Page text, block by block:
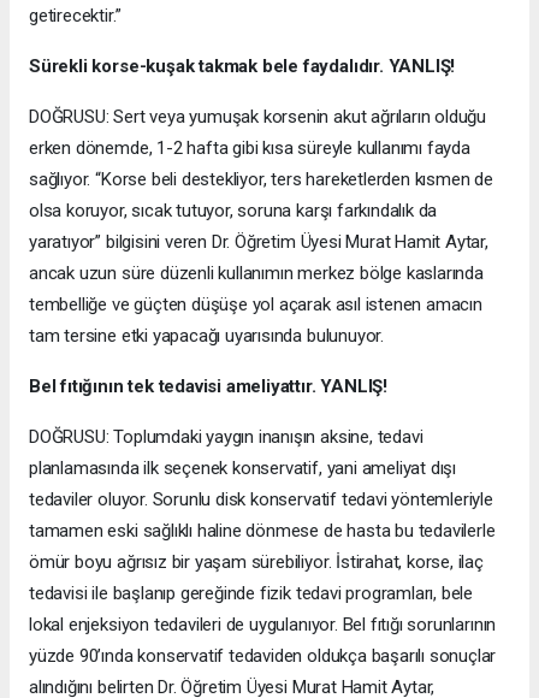
getirecektir.”
Sürekli korse-kuşak takmak bele faydalıdır. YANLIŞ!
DOĞRUSU: Sert veya yumuşak korsenin akut ağrıların olduğu
erken dönemde, 1-2 hafta gibi kısa süreyle kullanımı fayda
sağlıyor. “Korse beli destekliyor, ters hareketlerden kısmen de
olsa koruyor, sıcak tutuyor, soruna karşı farkındalık da
yaratıyor” bilgisini veren Dr. Öğretim Üyesi Murat Hamit Aytar,
ancak uzun süre düzenli kullanımın merkez bölge kaslarında
tembelliğe ve güçten düşüşe yol açarak asıl istenen amacın
tam tersine etki yapacağı uyarısında bulunuyor.
Bel fıtığının tek tedavisi ameliyattır. YANLIŞ!
DOĞRUSU: Toplumdaki yaygın inanışın aksine, tedavi
planlamasında ilk seçenek konservatif, yani ameliyat dışı
tedaviler oluyor. Sorunlu disk konservatif tedavi yöntemleriyle
tamamen eski sağlıklı haline dönmese de hasta bu tedavilerle
ömür boyu ağrısız bir yaşam sürebiliyor. İstirahat, korse, ilaç
tedavisi ile başlanıp gereğinde fizik tedavi programları, bele
lokal enjeksiyon tedavileri de uygulanıyor. Bel fıtığı sorunlarının
yüzde 90’ında konservatif tedaviden oldukça başarılı sonuçlar
alındığını belirten Dr. Öğretim Üyesi Murat Hamit Aytar,